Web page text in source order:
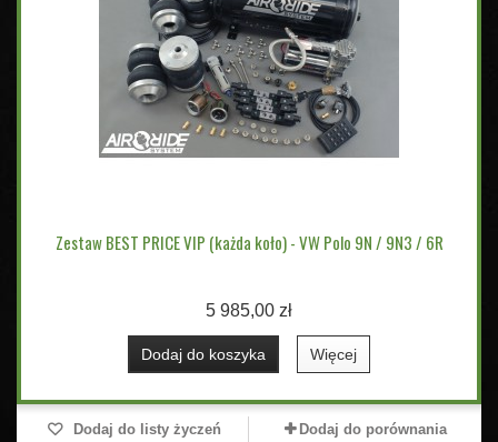
Zestaw BEST PRICE VIP (każda koło) - VW Polo 9N / 9N3 / 6R
5 985,00 zł
Dodaj do koszyka Więcej
Dodaj do listy życzeń Dodaj do porównania